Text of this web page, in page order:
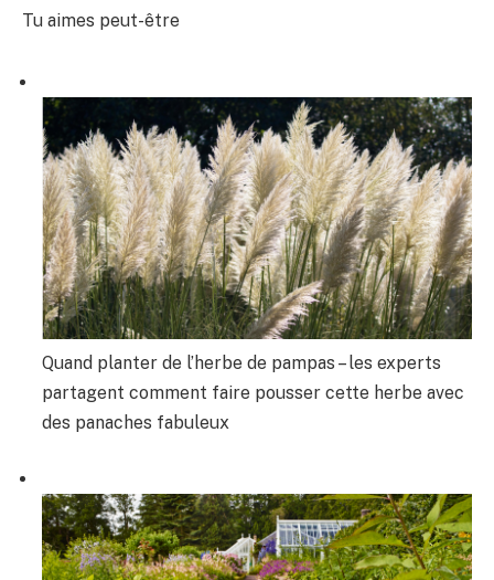
Tu aimes peut-être
Quand planter de l’herbe de pampas – les experts
partagent comment faire pousser cette herbe avec
des panaches fabuleux